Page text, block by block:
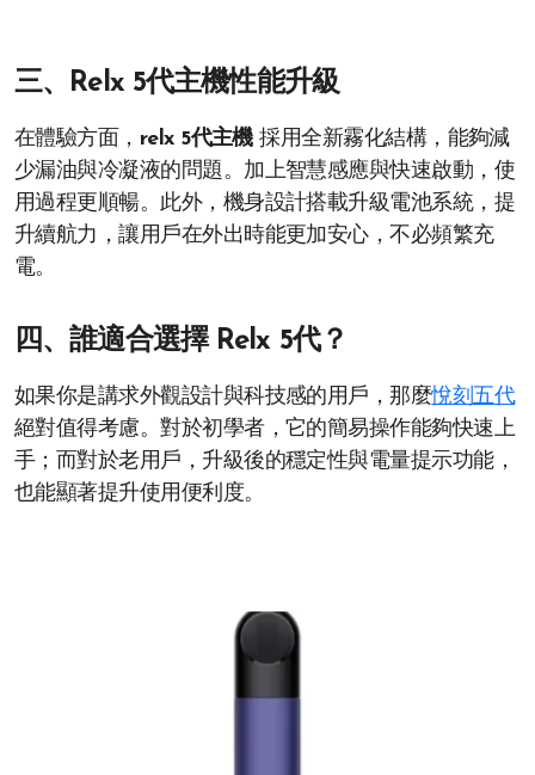
三、Relx 5代主機性能升級
在體驗方面， relx 5代主機採用全新霧化結構，能夠減
少漏油與冷凝液的問題。加上智慧感應與快速啟動，使
用過程更順暢。此外，機身設計搭載升級電池系統，提
升續航力，讓用戶在外出時能更加安心，不必頻繁充
電。
四、誰適合選擇 Relx 5代？
如果你是講求外觀設計與科技感的用戶，那麼悅刻五代
絕對值得考慮。對於初學者，它的簡易操作能夠快速上
手；而對於老用戶，升級後的穩定性與電量提示功能，
也能顯著提升使用便利度。